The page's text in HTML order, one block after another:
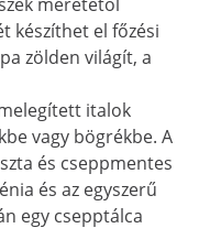
készíthet el főzési
zölden világít, a
italok
vagy bögrékbe. A
és cseppmentes
és az egyszerű
egy csepptálca